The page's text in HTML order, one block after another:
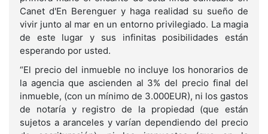
Canet d'En Berenguer y haga realidad su sueño de
vivir junto al mar en un entorno privilegiado. La magia
de este lugar y sus infinitas posibilidades están
esperando por usted.
“El precio del inmueble no incluye los honorarios de
la agencia que ascienden al 3% del precio final del
inmueble, (con un mínimo de 3.000EUR), ni los gastos
de notaría y registro de la propiedad (que están
sujetos a aranceles y varían dependiendo del precio